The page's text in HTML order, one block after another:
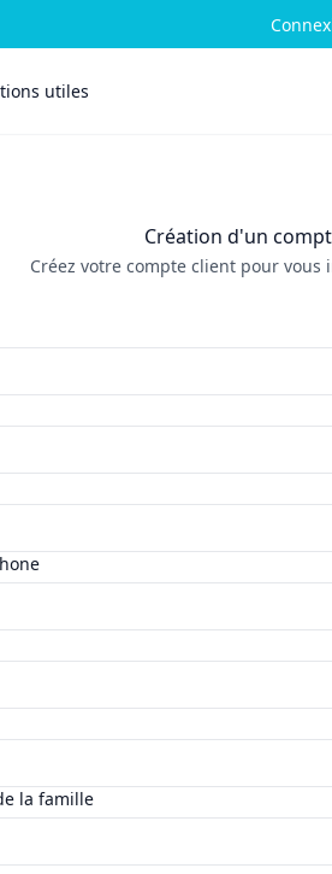
utiles
Création d'un
Créez votre compte client pour vous
la famille